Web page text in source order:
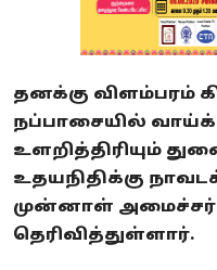
தனக்கு விளம்பரம்
நப்பாசையில்
உளறித்திரியும்
உதயநிதிக்கு
முன்னாள் அமைச்சர்
தெரிவித்துள்ளார்.